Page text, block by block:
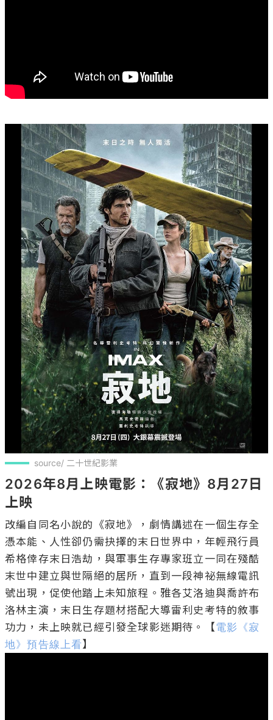
source/ 二十世紀影業
2026年8月上映電影：《寂地》8月27日
上映
改編自同名小說的《寂地》，劇情講述在一個生存全
憑本能、人性卻仍需抉擇的末日世界中，年輕飛行員
希格倖存末日浩劫，與軍事生存專家班立一同在殘酷
末世中建立與世隔絕的居所，直到一段神祕無線電訊
號出現，促使他踏上未知旅程。雅各艾洛迪與喬許布
洛林主演，末日生存題材搭配大導雷利史考特的敘事
功力，未上映就已經引發全球影迷期待。【電影《寂
地》預告線上看